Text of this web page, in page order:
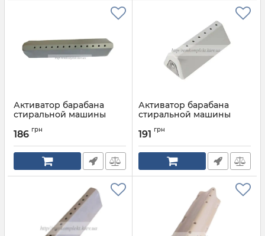
Активатор барабана
стиральной машины
SKL
Артикул: DC97-02051E
186 грн
Активатор барабана
стиральной машины
Артикул:
191 грн